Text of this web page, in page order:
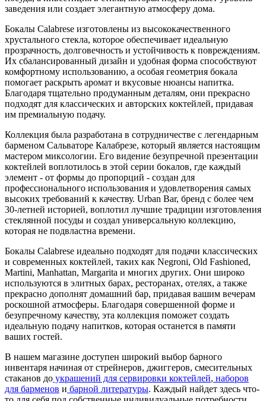
заведения или создает элегантную атмосферу дома.
Бокалы Calabrese изготовлены из высококачественного
хрустального стекла, которое обеспечивает идеальную
прозрачность, долговечность и устойчивость к повреждениям.
Их сбалансированный дизайн и удобная форма способствуют
комфортному использованию, а особая геометрия бокала
помогает раскрыть аромат и вкусовые нюансы напитка.
Благодаря тщательно продуманным деталям, они прекрасно
подходят для классических и авторских коктейлей, придавая
им премиальную подачу.
Коллекция была разработана в сотрудничестве с легендарным
барменом Сальваторе Калабрезе, который является настоящим
мастером миксологии. Его видение безупречной презентации
коктейлей воплотилось в этой серии бокалов, где каждый
элемент - от формы до пропорций - создан для
профессионального использования и удовлетворения самых
высоких требований к качеству. Urban Bar, бренд с более чем
30-летней историей, воплотил лучшие традиции изготовления
стеклянной посуды и создал универсальную коллекцию,
которая не подвластна времени.
Бокалы Calabrese идеально подходят для подачи классических
и современных коктейлей, таких как Negroni, Old Fashioned,
Martini, Manhattan, Margarita и многих других. Они широко
используются в элитных барах, ресторанах, отелях, а также
прекрасно дополнят домашний бар, придавая вашим вечерам
роскошной атмосферы. Благодаря совершенной форме и
безупречному качеству, эта коллекция поможет создать
идеальную подачу напитков, которая останется в памяти
ваших гостей.
В нашем магазине доступен широкий выбор барного
инвентаря начиная от стрейнеров, джиггеров, смесительных
стаканов до украшений для сервировки коктейлей, наборов
для барменов и барной литературы. Каждый найдет здесь что-